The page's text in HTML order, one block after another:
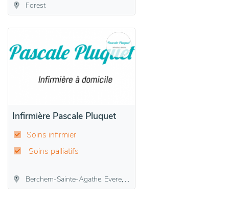
Forest
Infirmière Pascale Pluquet
Soins infirmier
Soins palliatifs
Berchem-Sainte-Agathe, Evere, Ganshoren, Jette, Schaerbeek